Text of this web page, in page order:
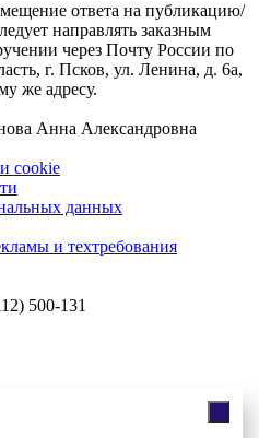
ответа на публикацию/
направлять заказным
через Почту России по
г. Псков, ул. Ленина, д. 6а,
же адресу.
Анна Александровна
cookie
данных
и техтребования
500-131